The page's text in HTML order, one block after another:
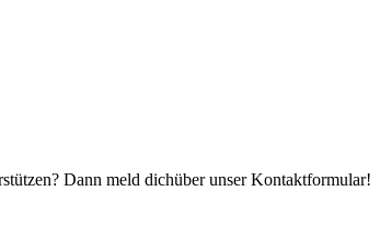
Dann meld dichüber unser Kontaktformular!